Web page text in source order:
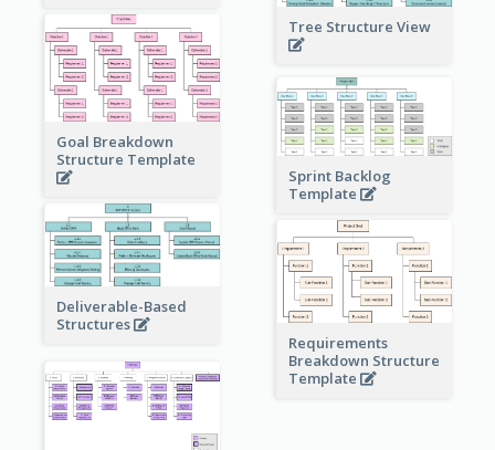
Tree Structure View
Goal Breakdown
Structure Template
Sprint Backlog
Template
Deliverable-Based
Structures
Requirements
Breakdown Structure
Template